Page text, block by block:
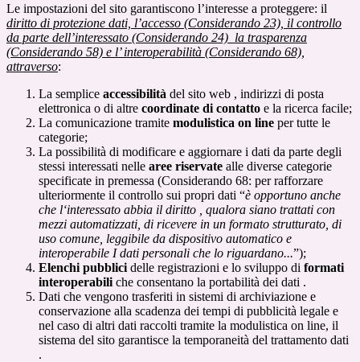
Le impostazioni del sito garantiscono l’interesse a proteggere: il
diritto di protezione dati, l’accesso (Considerando 23), il controllo
da parte dell’interessato (Considerando 24) la trasparenza
(Considerando 58) e l’ interoperabilità (Considerando 68),
attraverso:
La semplice accessibilità del sito web , indirizzi di posta
elettronica o di altre coordinate di contatto e la ricerca facile;
La comunicazione tramite modulistica on line per tutte le
categorie;
La possibilità di modificare e aggiornare i dati da parte degli
stessi interessati nelle aree riservate alle diverse categorie
specificate in premessa (Considerando 68: per rafforzare
ulteriormente il controllo sui propri dati “è opportuno anche
che l‘interessato abbia il diritto , qualora siano trattati con
mezzi automatizzati, di ricevere in un formato strutturato, di
uso comune, leggibile da dispositivo automatico e
interoperabile I dati personali che lo riguardano...”);
Elenchi pubblici delle registrazioni e lo sviluppo di formati
interoperabili che consentano la portabilità dei dati .
Dati che vengono trasferiti in sistemi di archiviazione e
conservazione alla scadenza dei tempi di pubblicità legale e
nel caso di altri dati raccolti tramite la modulistica on line, il
sistema del sito garantisce la temporaneità del trattamento dati
.